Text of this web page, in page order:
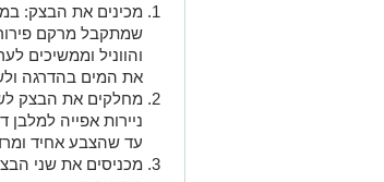
מכינים את הבצק:
שמתקבל מרקם
והווניל וממשיכים
את המים בהדרגה
מחלקים את הבצק
ניירות אפייה
עד שהצבע אחיד